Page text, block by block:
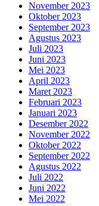
November 2023
Oktober 2023
September 2023
Agustus 2023
Juli 2023
Juni 2023
Mei 2023
April 2023
Maret 2023
Februari 2023
Januari 2023
Desember 2022
November 2022
Oktober 2022
September 2022
Agustus 2022
Juli 2022
Juni 2022
Mei 2022